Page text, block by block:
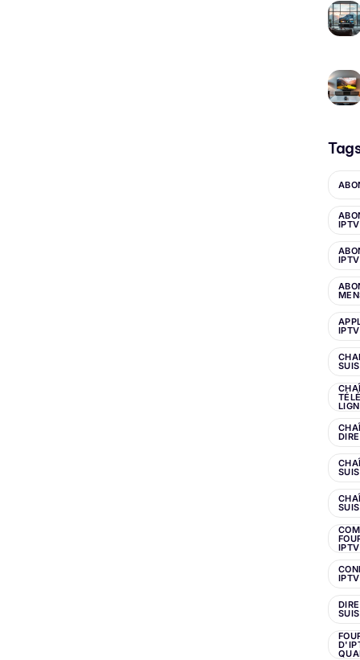
IPTV
IPTV
IPTV